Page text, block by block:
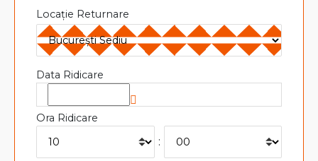
Locație Returnare
Data Ridicare
Ora Ridicare
: